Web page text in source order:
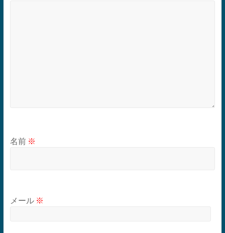
名前 ※
メール ※